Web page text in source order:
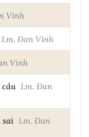
Vinh
Lm. Đan Vinh
Vinh
cầu Lm. Đan
sai Lm. Đan